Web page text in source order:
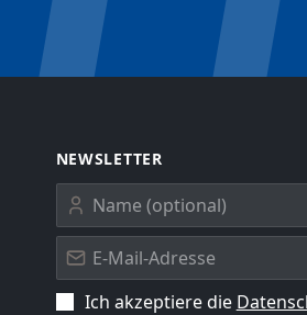
NEWSLETTER
Ich akzeptiere die